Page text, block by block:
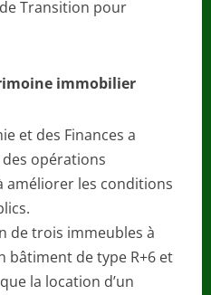
Transition pour
immobilier
et des Finances a
opérations
améliorer les conditions
de trois immeubles à
de type R+6 et
la location d’un